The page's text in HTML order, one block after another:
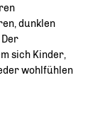
dunklen
sich Kinder,
wohlfühlen